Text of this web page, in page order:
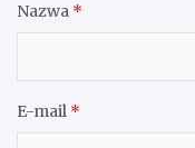
Nazwa *
E-mail *